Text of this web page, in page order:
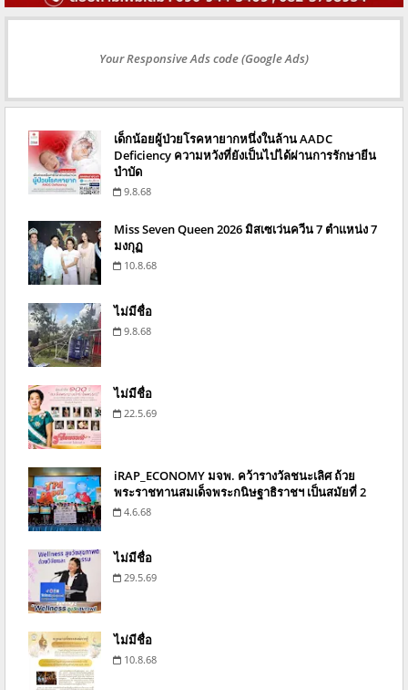
Your Responsive Ads code (Google Ads)
เด็กน้อยผู้ป่วยโรคหายากหนึ่งในล้าน AADC
Deficiency ความหวังที่ยังเป็นไปได้ผ่านการรักษายีน
บำบัด
9.8.68
Miss Seven Queen 2026 มิสเซเว่นควีน 7 ตำแหน่ง 7
มงกุฏ
10.8.68
ไม่มีชื่อ
9.8.68
ไม่มีชื่อ
22.5.69
iRAP_ECONOMY มจพ. คว้ารางวัลชนะเลิศ ถ้วย
พระราชทานสมเด็จพระกนิษฐาธิราชฯ เป็นสมัยที่ 2
4.6.68
ไม่มีชื่อ
29.5.69
ไม่มีชื่อ
10.8.68